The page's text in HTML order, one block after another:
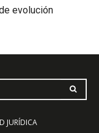
evolución
JURÍDICA